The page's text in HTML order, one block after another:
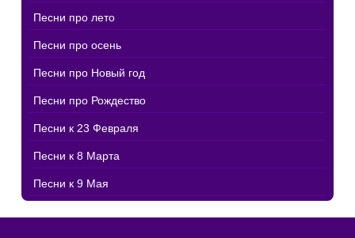
Песни про лето
Песни про осень
Песни про Новый год
Песни про Рождество
Песни к 23 Февраля
Песни к 8 Марта
Песни к 9 Мая